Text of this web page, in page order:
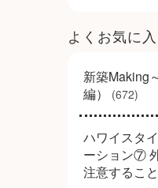
よくお気に
新築Making
編）
(672)
ハワイスタ
ーション⑦
注意すること